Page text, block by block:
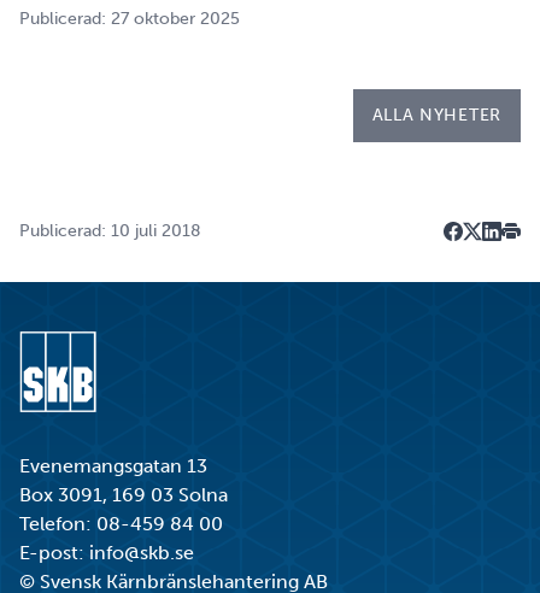
under tio veckor i höst gör hon både sin praktik, även
Publicerad: 27 oktober 2025
ALLA NYHETER
Publicerad: 10 juli 2018
Evenemangsgatan 13
Box 3091, 169 03 Solna
Telefon: 08-459 84 00
E-post: info@skb.se
© Svensk Kärnbränslehantering AB